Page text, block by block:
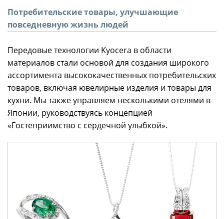
Потребительские товары, улучшающие
повседневную жизнь людей
Передовые технологии Kyocera в области
материалов стали основой для создания широкого
ассортимента высококачественных потребительских
товаров, включая ювелирные изделия и товары для
кухни. Мы также управляем несколькими отелями в
Японии, руководствуясь концепцией
«Гостеприимство с сердечной улыбкой».